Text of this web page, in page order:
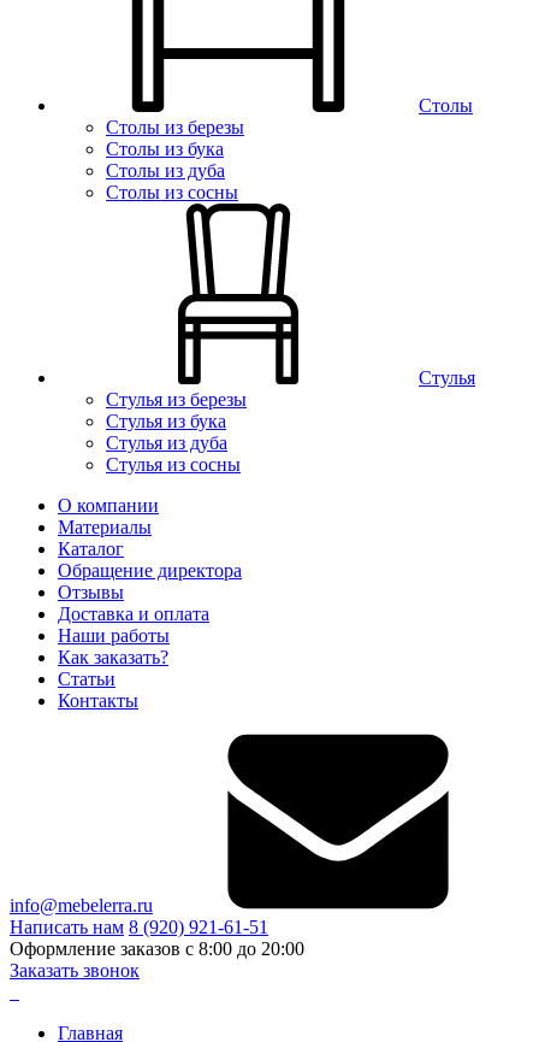
Столы
Столы из березы
Столы из бука
Столы из дуба
Столы из сосны
Стулья
Стулья из березы
Стулья из бука
Стулья из дуба
Стулья из сосны
О компании
Материалы
Каталог
Обращение директора
Отзывы
Доставка и оплата
Наши работы
Как заказать?
Статьи
Контакты
info@mebelerra.ru
Написать нам 8 (920) 921-61-51
Оформление заказов с 8:00 до 20:00
Заказать звонок
Главная